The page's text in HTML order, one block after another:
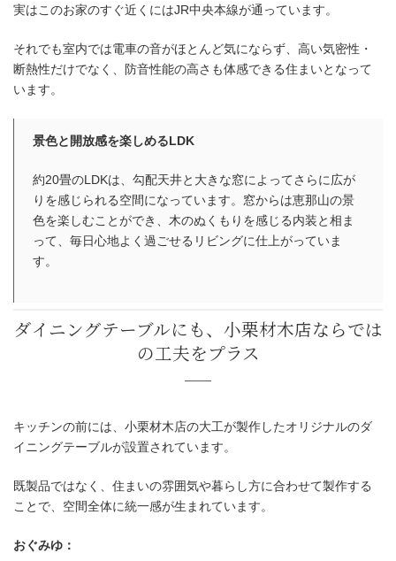
木のぬくもりを感じられる、明るく
実はこのお家のすぐ近くにはJR中央本線が通っています。
それでも室内では電車の音がほとんど気にならず、高い気密性・
断熱性だけでなく、防音性能の高さも体感できる住まいとなって
います。
景色と開放感を楽しめるLDK
約20畳のLDKは、勾配天井と大きな窓によってさらに広が
りを感じられる空間になっています。窓からは恵那山の景
色を楽しむことができ、木のぬくもりを感じる内装と相ま
って、毎日心地よく過ごせるリビングに仕上がっていま
す。
キッチンの前には、小栗材木店の大工が製作したオリジナルのダ
イニングテーブルが設置されています。
既製品ではなく、住まいの雰囲気や暮らし方に合わせて製作する
ことで、空間全体に統一感が生まれています。
おぐみゆ：